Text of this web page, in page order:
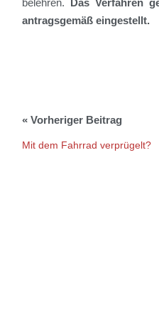
belehren. Das Verfahren
antragsgemäß eingestellt.
Mit dem Fahrrad verprügelt?